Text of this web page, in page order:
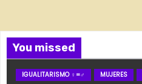
You missed
IGUALITARISMO ♀=♂ MUJERES